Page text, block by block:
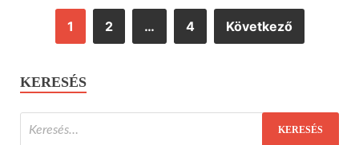
1 2 … 4 Következő
KERESÉS